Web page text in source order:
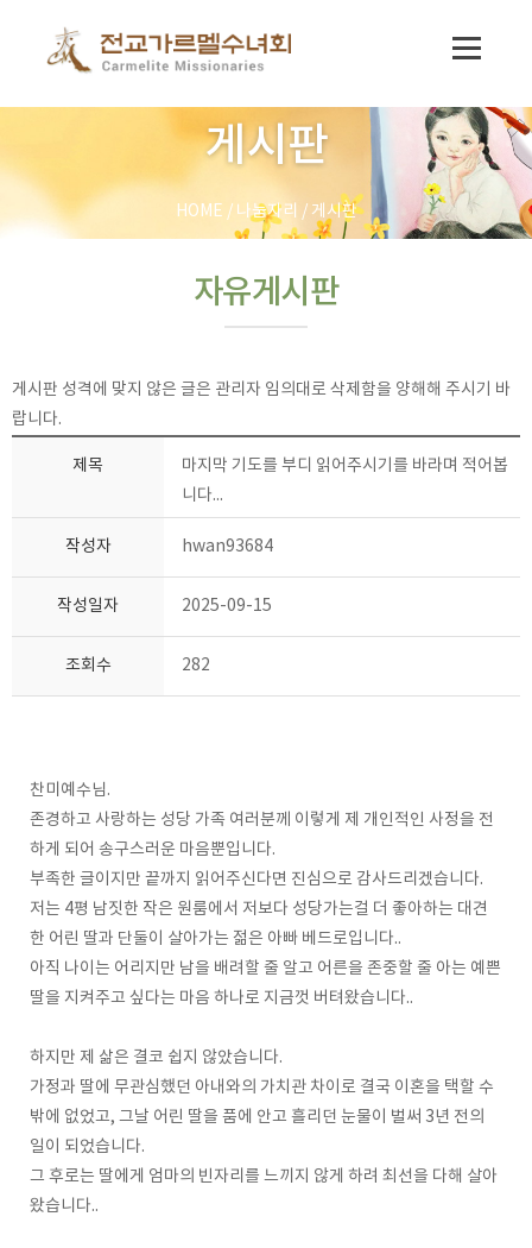
게시판
HOME / 나눔자리 / 게시판
자유게시판
게시판 성격에 맞지 않은 글은 관리자 임의대로 삭제함을 양해해 주시기 바
랍니다.
제목
마지막 기도를 부디 읽어주시기를 바라며 적어봅
니다...
작성자 hwan93684
작성일자 2025-09-15
조회수 282
찬미예수님.
존경하고 사랑하는 성당 가족 여러분께 이렇게 제 개인적인 사정을 전
하게 되어 송구스러운 마음뿐입니다.
부족한 글이지만 끝까지 읽어주신다면 진심으로 감사드리겠습니다.
저는 4평 남짓한 작은 원룸에서 저보다 성당가는걸 더 좋아하는 대견
한 어린 딸과 단둘이 살아가는 젊은 아빠 베드로입니다..
아직 나이는 어리지만 남을 배려할 줄 알고 어른을 존중할 줄 아는 예쁜
딸을 지켜주고 싶다는 마음 하나로 지금껏 버텨왔습니다..
하지만 제 삶은 결코 쉽지 않았습니다.
가정과 딸에 무관심했던 아내와의 가치관 차이로 결국 이혼을 택할 수
밖에 없었고, 그날 어린 딸을 품에 안고 흘리던 눈물이 벌써 3년 전의
일이 되었습니다.
그 후로는 딸에게 엄마의 빈자리를 느끼지 않게 하려 최선을 다해 살아
왔습니다..